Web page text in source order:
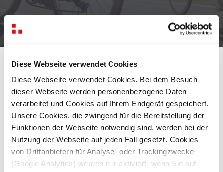
Diese Webseite verwendet Cookies
Diese Webseite verwendet Cookies. Bei dem Besuch
dieser Webseite werden personenbezogene Daten
verarbeitet und Cookies auf Ihrem Endgerät gespeichert.
Unsere Cookies, die zwingend für die Bereitstellung der
Funktionen der Webseite notwendig sind, werden bei der
Nutzung der Webseite auf jeden Fall gesetzt. Cookies
von Drittanbietern für Analyse- oder Trackingzwecke
(Google Analytics) werden nur aktiviert, wenn Sie auf
Wir sind der führende Dienstrad-
Leasing-Anbieter